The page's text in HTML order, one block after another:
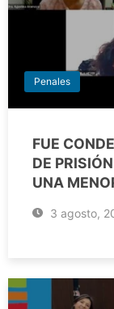
Penales
FUE
DE
UNA
3 agosto,